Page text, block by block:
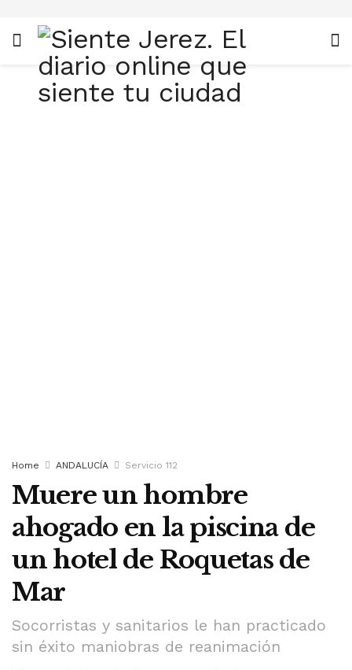
Home ANDALUCÍA Servicio 112
Muere un hombre
ahogado en la piscina de
un hotel de Roquetas de
Mar
Socorristas y sanitarios le han practicado
sin éxito maniobras de reanimación